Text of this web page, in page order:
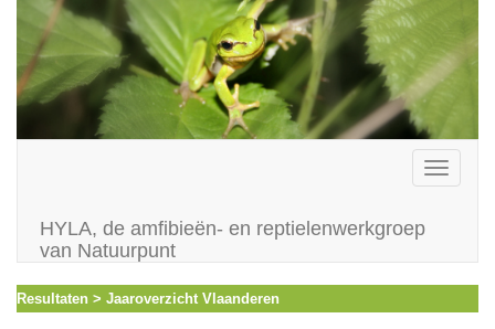
Toggle
HYLA, de amfibieën- en reptielenwerkgroep
van Natuurpunt
Resultaten > Jaaroverzicht Vlaanderen